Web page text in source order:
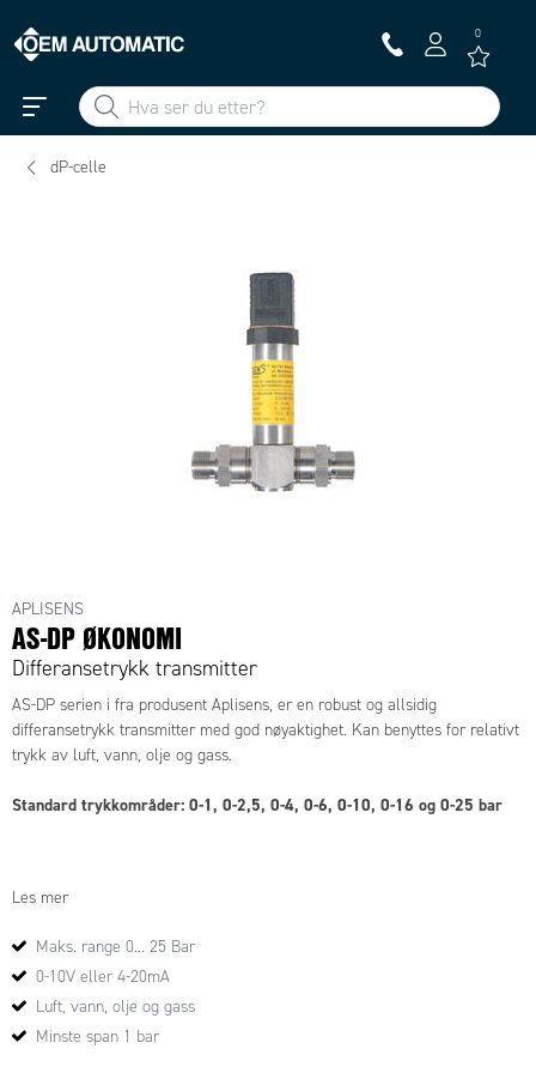
0
dP-celle
APLISENS
AS-DP ØKONOMI
Differansetrykk transmitter
AS-DP serien i fra produsent Aplisens, er en robust og allsidig
differansetrykk transmitter med god nøyaktighet. Kan benyttes for relativt
trykk av luft, vann, olje og gass.
Standard trykkområder: 0-1, 0-2,5, 0-4, 0-6, 0-10, 0-16 og 0-25 bar
Statisk trykk : 6x range, maks. 40 bar
Finnes ikke versjonen du er ute etter, vennligst ta kontakt.
Les mer
Maks. range 0... 25 Bar
0-10V eller 4-20mA
Luft, vann, olje og gass
Minste span 1 bar